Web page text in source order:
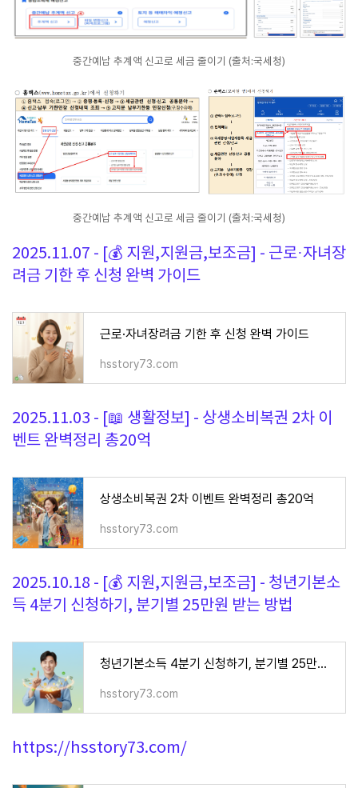
중간예납 추계액 신고로 세금 줄이기 (출처:국세청)
중간예납 추계액 신고로 세금 줄이기 (출처:국세청)
2025.11.07 - [💰 지원,지원금,보조금] - 근로·자녀장
려금 기한 후 신청 완벽 가이드
근로·자녀장려금 기한 후 신청 완벽 가이드
hsstory73.com
2025.11.03 - [📖 생활정보] - 상생소비복권 2차 이
벤트 완벽정리 총20억
상생소비복권 2차 이벤트 완벽정리 총20억
hsstory73.com
2025.10.18 - [💰 지원,지원금,보조금] - 청년기본소
득 4분기 신청하기, 분기별 25만원 받는 방법
청년기본소득 4분기 신청하기, 분기별 25만원 받는 방법
hsstory73.com
https://hsstory73.com/